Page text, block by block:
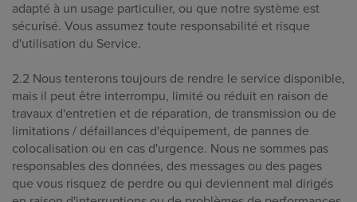
adapté à un usage particulier, ou que notre système est
sécurisé. Vous assumez toute responsabilité et risque
d'utilisation du Service.
2.2 Nous tenterons toujours de rendre le service disponible,
mais il peut être interrompu, limité ou réduit en raison de
travaux d'entretien et de réparation, de transmission ou de
limitations / défaillances d'équipement, de pannes de
colocalisation ou en cas d'urgence. Nous ne sommes pas
responsables des données, des messages ou des pages
que vous risquez de perdre ou qui deviennent mal dirigés